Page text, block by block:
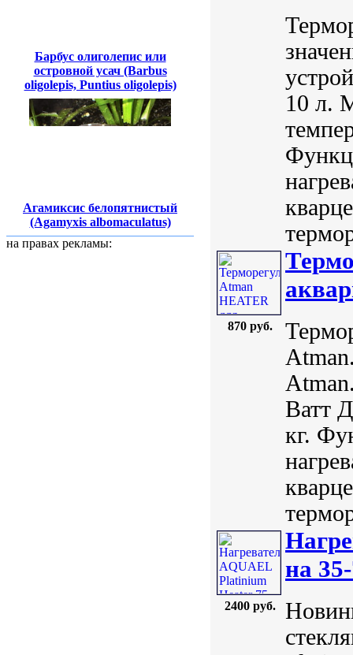
Барбус олиголепис или
островной усач (Barbus
oligolepis, Puntius oligolepis)
Агамиксис белопятнистый
(Agamyxis albomaculatus)
на правах рекламы:
10 л.
870 руб.
Ватт
кг.
2400 руб.
на